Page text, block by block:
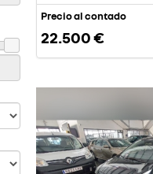
Precio al contado
22.500 €